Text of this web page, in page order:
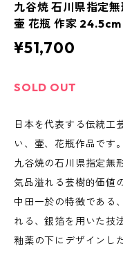
九谷焼 石川県指定
壷 花瓶 作家 24.5cm
¥51,700
SOLD OUT
日本を代表する伝統工
い、壷、花瓶作品です。
九谷焼の石川県指定無
気品溢れる芸樹的価値
中田一於の特徴である
れる、銀箔を用いた技
釉薬の下にデザインし